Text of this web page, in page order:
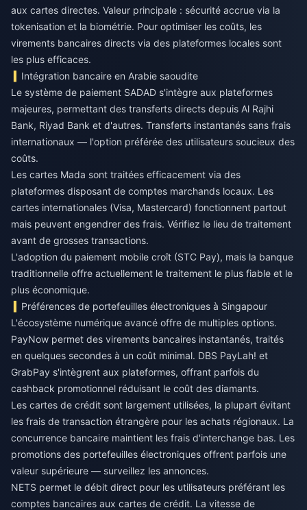
aux cartes directes. Valeur principale : sécurité accrue via la
tokenisation et la biométrie. Pour optimiser les coûts, les
virements bancaires directs via des plateformes locales sont
les plus efficaces.
Intégration bancaire en Arabie saoudite
Le système de paiement SADAD s'intègre aux plateformes
majeures, permettant des transferts directs depuis Al Rajhi
Bank, Riyad Bank et d'autres. Transferts instantanés sans frais
internationaux — l'option préférée des utilisateurs soucieux des
coûts.
Les cartes Mada sont traitées efficacement via des
plateformes disposant de comptes marchands locaux. Les
cartes internationales (Visa, Mastercard) fonctionnent partout
mais peuvent engendrer des frais. Vérifiez le lieu de traitement
avant de grosses transactions.
L'adoption du paiement mobile croît (STC Pay), mais la banque
traditionnelle offre actuellement le traitement le plus fiable et le
plus économique.
Préférences de portefeuilles électroniques à Singapour
L'écosystème numérique avancé offre de multiples options.
PayNow permet des virements bancaires instantanés, traités
en quelques secondes à un coût minimal. DBS PayLah! et
GrabPay s'intègrent aux plateformes, offrant parfois du
cashback promotionnel réduisant le coût des diamants.
Les cartes de crédit sont largement utilisées, la plupart évitant
les frais de transaction étrangère pour les achats régionaux. La
concurrence bancaire maintient les frais d'interchange bas. Les
promotions des portefeuilles électroniques offrent parfois une
valeur supérieure — surveillez les annonces.
NETS permet le débit direct pour les utilisateurs préférant les
comptes bancaires aux cartes de crédit. La vitesse de